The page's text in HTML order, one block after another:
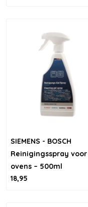
SIEMENS - BOSCH
Reinigingsspray voor
ovens – 500ml
18,95